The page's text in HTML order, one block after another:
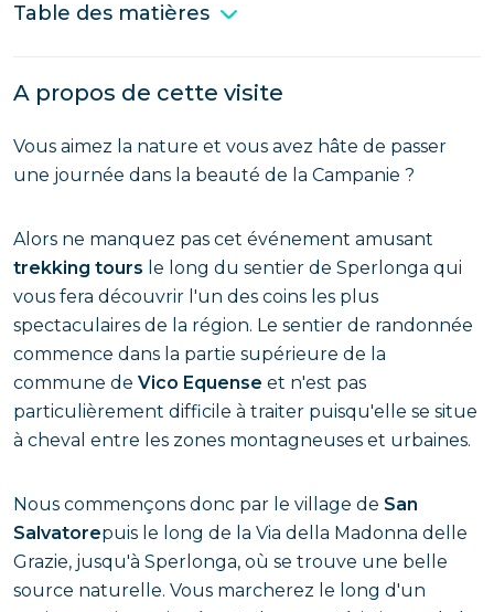
Table des matières
A propos de cette visite
Vous aimez la nature et vous avez hâte de passer
une journée dans la beauté de la Campanie ?
Alors ne manquez pas cet événement amusant
trekking tours le long du sentier de Sperlonga qui
vous fera découvrir l'un des coins les plus
spectaculaires de la région. Le sentier de randonnée
commence dans la partie supérieure de la
commune de Vico Equense et n'est pas
particulièrement difficile à traiter puisqu'elle se situe
à cheval entre les zones montagneuses et urbaines.
Nous commençons donc par le village de San
Salvatorepuis le long de la Via della Madonna delle
Grazie, jusqu'à Sperlonga, où se trouve une belle
source naturelle. Vous marcherez le long d'un